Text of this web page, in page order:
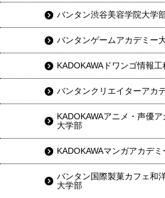
バンタン渋谷美容学院大学
バンタンゲームアカデミー
KADOKAWAドワンゴ情報
バンタンクリエイターアカ
KADOKAWAアニメ・声優ア
大学部
KADOKAWAマンガアカデ
バンタン国際製菓カフェ和
大学部